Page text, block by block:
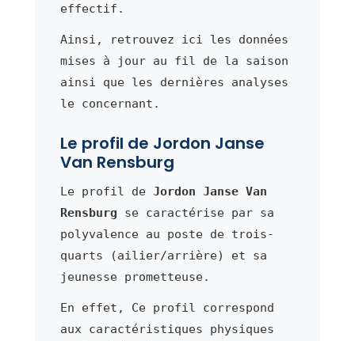
effectif.
Ainsi, retrouvez ici les données
mises à jour au fil de la saison
ainsi que les dernières analyses
le concernant.
Le profil de Jordon Janse
Van Rensburg
Le profil de Jordon Janse Van
Rensburg se caractérise par sa
polyvalence au poste de trois-
quarts (ailier/arrière) et sa
jeunesse prometteuse.
En effet, Ce profil correspond
aux caractéristiques physiques